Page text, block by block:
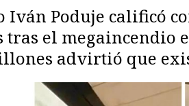
Poduje calificó
tras el megaincendio
advirtió que